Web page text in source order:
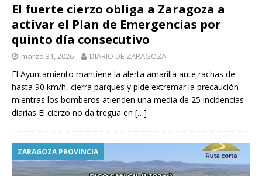
El fuerte cierzo obliga a Zaragoza a
activar el Plan de Emergencias por
quinto día consecutivo
marzo 31, 2026 DIARIO DE ZARAGOZA
El Ayuntamiento mantiene la alerta amarilla ante rachas de
hasta 90 km/h, cierra parques y pide extremar la precaución
mientras los bomberos atienden una media de 25 incidencias
diarias El cierzo no da tregua en […]
ZARAGOZA PROVINCIA